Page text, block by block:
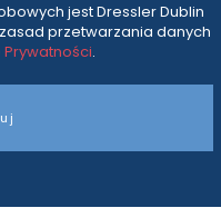
jest Dressler Dublin
przetwarzania danych
Prywatności.